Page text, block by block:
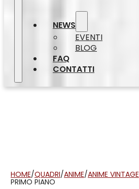
NEWS
EVENTI
BLOG
FAQ
CONTATTI
HOME/QUADRI/ANIME/ANIME VINTAGE
PRIMO PIANO